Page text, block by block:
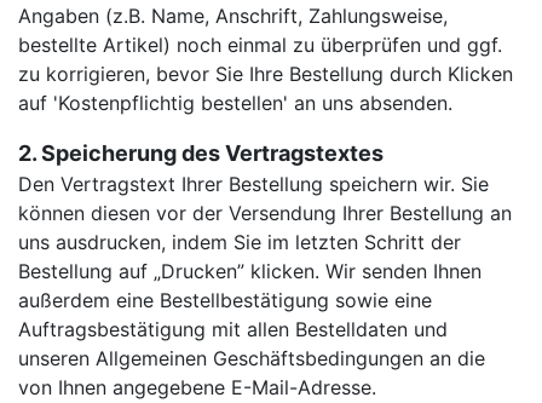
Angaben (z.B. Name, Anschrift, Zahlungsweise,
bestellte Artikel) noch einmal zu überprüfen und ggf.
zu korrigieren, bevor Sie Ihre Bestellung durch Klicken
auf 'Kostenpflichtig bestellen' an uns absenden.
2. Speicherung des Vertragstextes
Den Vertragstext Ihrer Bestellung speichern wir. Sie
können diesen vor der Versendung Ihrer Bestellung an
uns ausdrucken, indem Sie im letzten Schritt der
Bestellung auf „Drucken” klicken. Wir senden Ihnen
außerdem eine Bestellbestätigung sowie eine
Auftragsbestätigung mit allen Bestelldaten und
unseren Allgemeinen Geschäftsbedingungen an die
von Ihnen angegebene E-Mail-Adresse.